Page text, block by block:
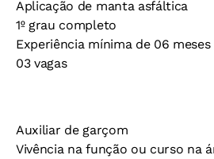
Aplicação de manta asfáltica
1º grau completo
Experiência mínima de 06
03 vagas
Auxiliar de garçom
Vivência na função ou curso na